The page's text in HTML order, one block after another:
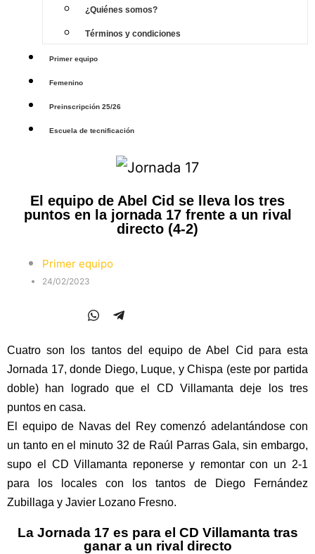
¿Quiénes somos?
Términos y condiciones
Primer equipo
Femenino
Preinscripción 25/26
Escuela de tecnificación
El equipo de Abel Cid se lleva los tres
puntos en la jornada 17 frente a un rival
directo (4-2)
Primer equipo
24/02/2023
Cuatro son los tantos del equipo de Abel Cid para esta
Jornada 17, donde Diego, Luque, y Chispa (este por partida
doble) han logrado que el CD Villamanta deje los tres
puntos en casa.
El equipo de Navas del Rey comenzó adelantándose con
un tanto en el minuto 32 de Raúl Parras Gala, sin embargo,
supo el CD Villamanta reponerse y remontar con un 2-1
para los locales con los tantos de Diego Fernández
Zubillaga y Javier Lozano Fresno.
La Jornada 17 es para el CD Villamanta tras
ganar a un rival directo